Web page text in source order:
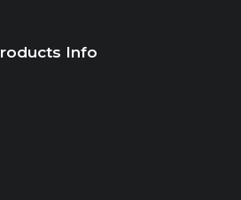
Info